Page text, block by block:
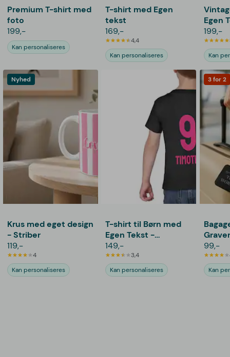
Premium T-shirt med
foto
199,-
Kan personaliseres
T-shirt med Egen
tekst
169,-
4,4
Kan personaliseres
Egen
199,-
Kan
Nyhed
Krus med eget design
- Striber
119,-
4
Kan personaliseres
T-shirt til Børn med
Egen Tekst -
Fodboldtrøje
149,-
3,4
Kan personaliseres
3 for 2
Tekst
99,-
Kan